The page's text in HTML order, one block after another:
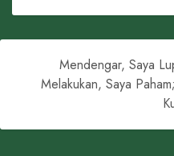
Mendengar, Saya
Melakukan, Saya